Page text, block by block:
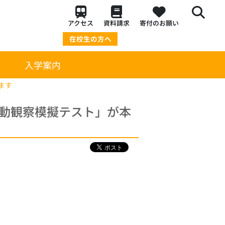
アクセス 資料請求 寄付のお願い
在校生の方へ
入学案内
す
観察模擬テスト」が本